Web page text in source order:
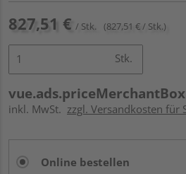
827,51 € / Stk. (827,51 € / Stk.)
Stk.
inkl. MwSt. zzgl. Versandkosten für
Online bestellen